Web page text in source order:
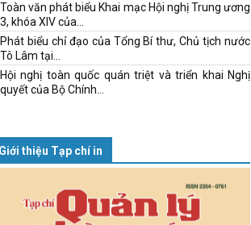
Toàn văn phát biểu Khai mạc Hội nghị Trung ương
3, khóa XIV của...
Phát biểu chỉ đạo của Tổng Bí thư, Chủ tịch nước
Tô Lâm tại...
Hội nghị toàn quốc quán triệt và triển khai Nghị
quyết của Bộ Chính...
Giới thiệu Tạp chí in